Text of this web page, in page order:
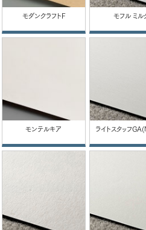
モダンクラフトF モフル ミル
モンテルキア ライトスタッフ